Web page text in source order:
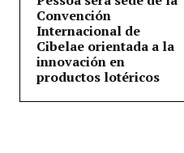
Convención
Internacional de
Cibelae orientada a la
innovación en
productos lotéricos